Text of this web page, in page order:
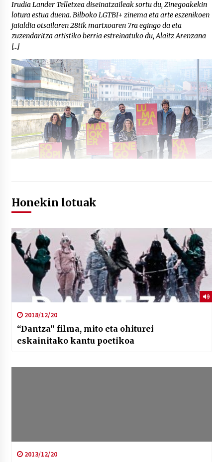
Irudia Lander Telletxea diseinatzaileak sortu du, Zinegoakekin
lotura estua duena. Bilboko LGTBI+ zinema eta arte eszenikoen
jaialdia otsailaren 28tik martxoaren 7ra egingo da eta
zuzendaritza artistiko berria estreinatuko du, Alaitz Arenzana
[…]
Honekin lotuak
2018/12/20
“Dantza” filma, mito eta ohiturei
eskainitako kantu poetikoa
2013/12/20